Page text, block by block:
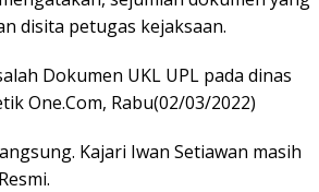
disita petugas kejaksaan.
Dokumen UKL UPL pada dinas
One.Com, Rabu(02/03/2022)
Kajari Iwan Setiawan masih